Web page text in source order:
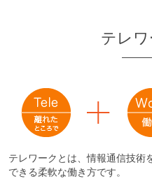
テレ
テレワークとは、情報通信技術
できる柔軟な働き方です。